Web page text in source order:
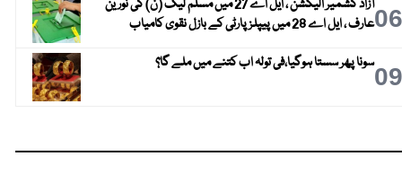
06
آزاد کشمیر الیکشن ، ایل اے 27 میں مسلم لیگ (ن) کی نورین
عارف ، ایل اے 28 میں پیپلز پارٹی کے بازل نقوی کامیاب
09سونا پھر سستا ہوگیا،فی تولہ اب کتنے میں ملے گا؟